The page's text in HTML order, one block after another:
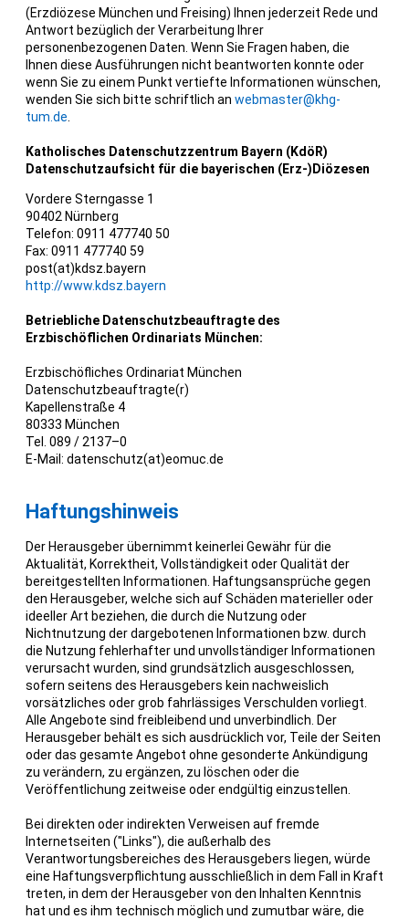
(Erzdiözese München und Freising) Ihnen jederzeit Rede und
Antwort bezüglich der Verarbeitung Ihrer
personenbezogenen Daten. Wenn Sie Fragen haben, die
Ihnen diese Ausführungen nicht beantworten konnte oder
wenn Sie zu einem Punkt vertiefte Informationen wünschen,
wenden Sie sich bitte schriftlich an webmaster@khg-
tum.de
Katholisches Datenschutzzentrum Bayern (KdöR)
Datenschutzaufsicht für die bayerischen (Erz-)Diözesen
Vordere Sterngasse 1
90402 Nürnberg
Telefon: 0911 477740 50
Fax: 0911 477740 59
post(at)kdsz.bayern
http://www.kdsz.bayern
Betriebliche Datenschutzbeauftragte des
Erzbischöflichen Ordinariats München:
Erzbischöfliches Ordinariat München
Datenschutzbeauftragte(r)
Kapellenstraße 4
80333 München
Tel. 089 / 2137–0
E-Mail: datenschutz(at)eomuc.de
Haftungshinweis
Der Herausgeber übernimmt keinerlei Gewähr für die
Aktualität, Korrektheit, Vollständigkeit oder Qualität der
bereitgestellten Informationen. Haftungsansprüche gegen
den Herausgeber, welche sich auf Schäden materieller oder
ideeller Art beziehen, die durch die Nutzung oder
Nichtnutzung der dargebotenen Informationen bzw. durch
die Nutzung fehlerhafter und unvollständiger Informationen
verursacht wurden, sind grundsätzlich ausgeschlossen,
sofern seitens des Herausgebers kein nachweislich
vorsätzliches oder grob fahrlässiges Verschulden vorliegt.
Alle Angebote sind freibleibend und unverbindlich. Der
Herausgeber behält es sich ausdrücklich vor, Teile der Seiten
oder das gesamte Angebot ohne gesonderte Ankündigung
zu verändern, zu ergänzen, zu löschen oder die
Veröffentlichung zeitweise oder endgültig einzustellen.
Bei direkten oder indirekten Verweisen auf fremde
Internetseiten ("Links"), die außerhalb des
Verantwortungsbereiches des Herausgebers liegen, würde
eine Haftungsverpflichtung ausschließlich in dem Fall in Kraft
treten, in dem der Herausgeber von den Inhalten Kenntnis
hat und es ihm technisch möglich und zumutbar wäre, die